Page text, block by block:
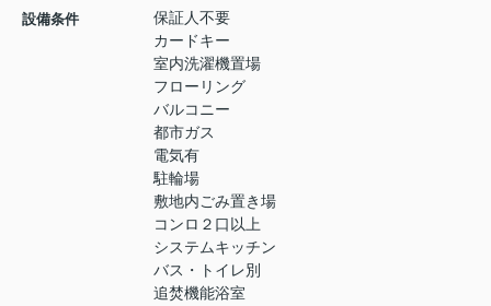
設備条件
保証人不要
カードキー
室内洗濯機置場
フローリング
バルコニー
都市ガス
電気有
駐輪場
敷地内ごみ置き場
コンロ２口以上
システムキッチン
バス・トイレ別
追焚機能浴室